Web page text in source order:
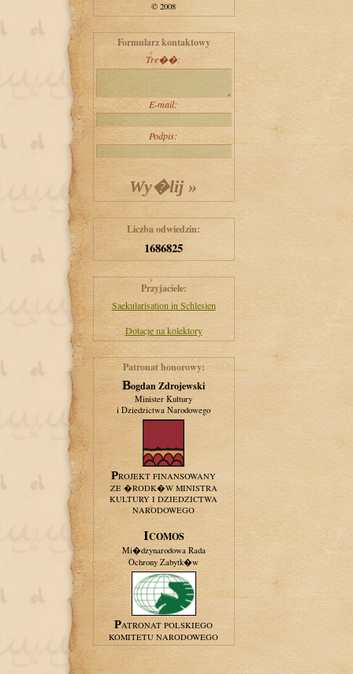
© 2008
Formularz kontaktowy
Tre��:
E-mail:
Podpis:
Liczba odwiedzin:
1686825
Przyjaciele:
Saekularisation in Schlesien
Dotacje na kolektory
Patronat honorowy:
Bogdan Zdrojewski
Minister Kultury
i Dziedzictwa Narodowego
PROJEKT FINANSOWANY
ZE �RODK�W MINISTRA
KULTURY I DZIEDZICTWA
NARODOWEGO
ICOMOS
Mi�dzynarodowa Rada
Ochrony Zabytk�w
PATRONAT POLSKIEGO
KOMITETU NARODOWEGO